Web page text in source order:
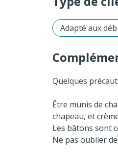
Adapté aux
Quelques
Être munis de
chapeau, et
Les bâtons sont
Ne pas oublier